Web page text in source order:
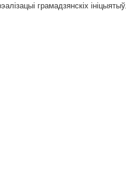
грамадзянскіх ініцыятыў.